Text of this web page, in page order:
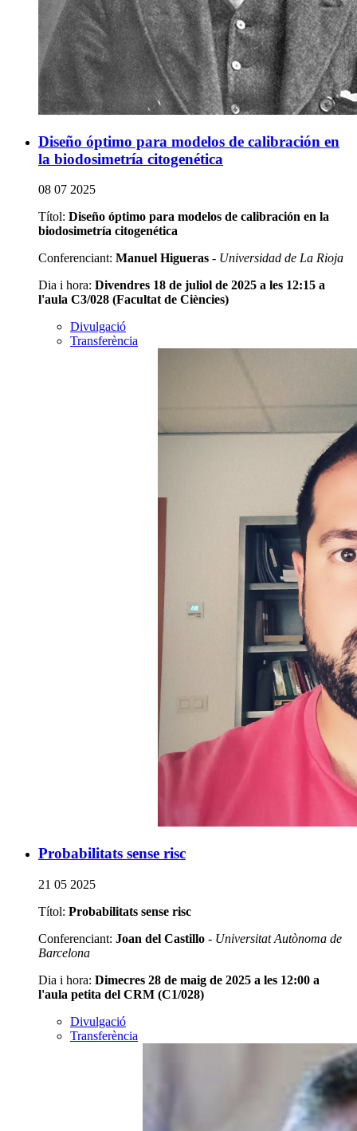
Diseño óptimo para modelos de calibración en
la biodosimetría citogenética
08 07 2025
Títol: Diseño óptimo para modelos de calibración en la
biodosimetría citogenética
Conferenciant: Manuel Higueras - Universidad de La Rioja
Dia i hora: Divendres 18 de juliol de 2025 a les 12:15 a
l'aula C3/028 (Facultat de Ciències)
Divulgació
Transferència
Probabilitats sense risc
21 05 2025
Títol: Probabilitats sense risc
Conferenciant: Joan del Castillo - Universitat Autònoma de
Barcelona
Dia i hora: Dimecres 28 de maig de 2025 a les 12:00 a
l'aula petita del CRM (C1/028)
Divulgació
Transferència